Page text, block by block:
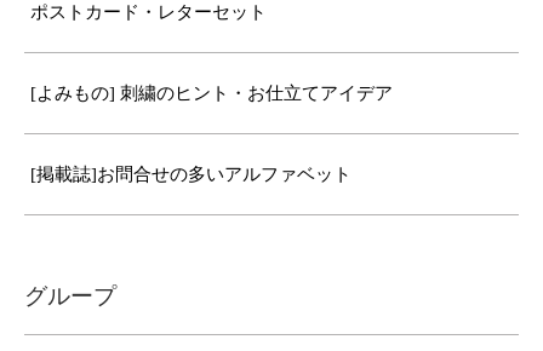
ポストカード・レターセット
[よみもの] 刺繍のヒント・お仕立てアイデア
[掲載誌]お問合せの多いアルファベット
グループ